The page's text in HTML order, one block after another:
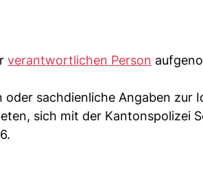
verantwortlichen Person
sachdienliche Angaben zur
sich mit der Kantonspolizei